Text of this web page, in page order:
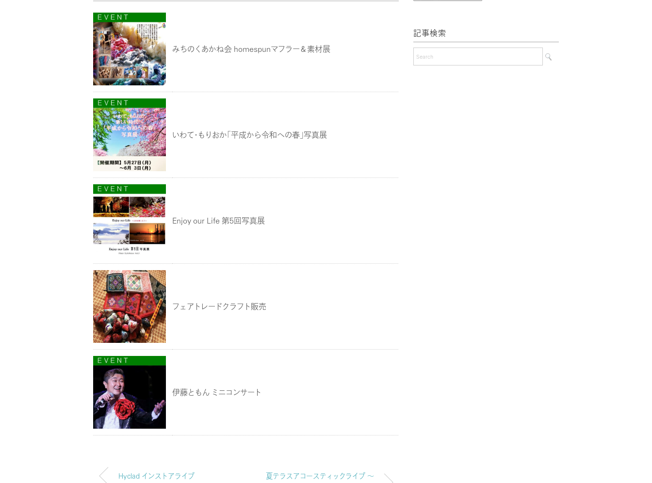
みちのくあかね会 homespunマフラー＆素材展
いわて・もりおか「平成から令和への春」写真展
Enjoy our Life 第5回写真展
フェアトレードクラフト販売
伊藤ともん ミニコンサート
Hyclad インストアライブ 夏テラスアコースティックライブ ～
ー
カ
記事検索